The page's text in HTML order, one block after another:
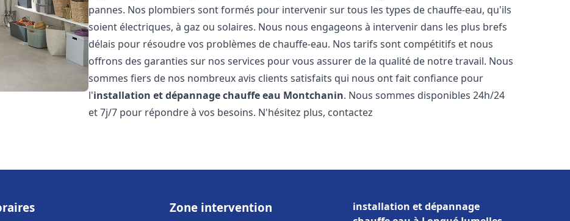
pannes. Nos plombiers sont formés pour intervenir sur tous les types de chauffe-eau, qu'ils
soient électriques, à gaz ou solaires. Nous nous engageons à intervenir dans les plus brefs
délais pour résoudre vos problèmes de chauffe-eau. Nos tarifs sont compétitifs et nous
offrons des garanties sur nos services pour vous assurer de la qualité de notre travail. Nous
sommes fiers de nos nombreux avis clients satisfaits qui nous ont fait confiance pour
l'installation et dépannage chauffe eau Montchanin. Nous sommes disponibles 24h/24
et 7j/7 pour répondre à vos besoins. N'hésitez plus, contactez
Zone intervention
installation et dépannage